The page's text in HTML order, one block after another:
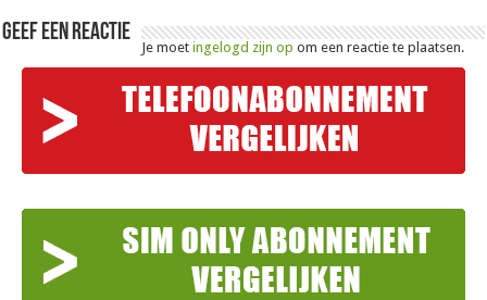
Geef een reactie
Je moetingelogd zijn op om een reactie te plaatsen.